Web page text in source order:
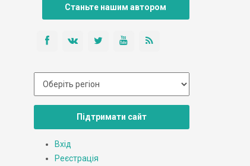
Станьте нашим автором
Підтримати сайт
Вхід
Реєстрація